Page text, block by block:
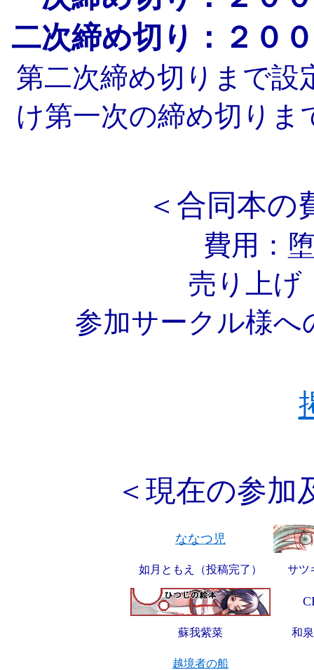
二次締め切り：２０
第二次締め切りまで
け第一次の締め切り
＜合同本の
費用：
売り上げ
参加サークル様へ
＜現在の参加
ななつ児
如月ともえ（投稿完了） サツ
蘇我紫菜 和
越境者の船